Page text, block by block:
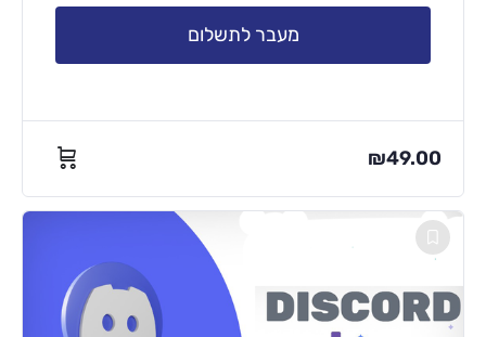
מעבר לתשלום
₪49.00